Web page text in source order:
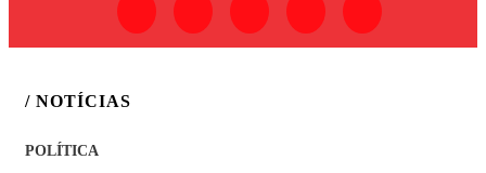
/ NOTÍCIAS
POLÍTICA